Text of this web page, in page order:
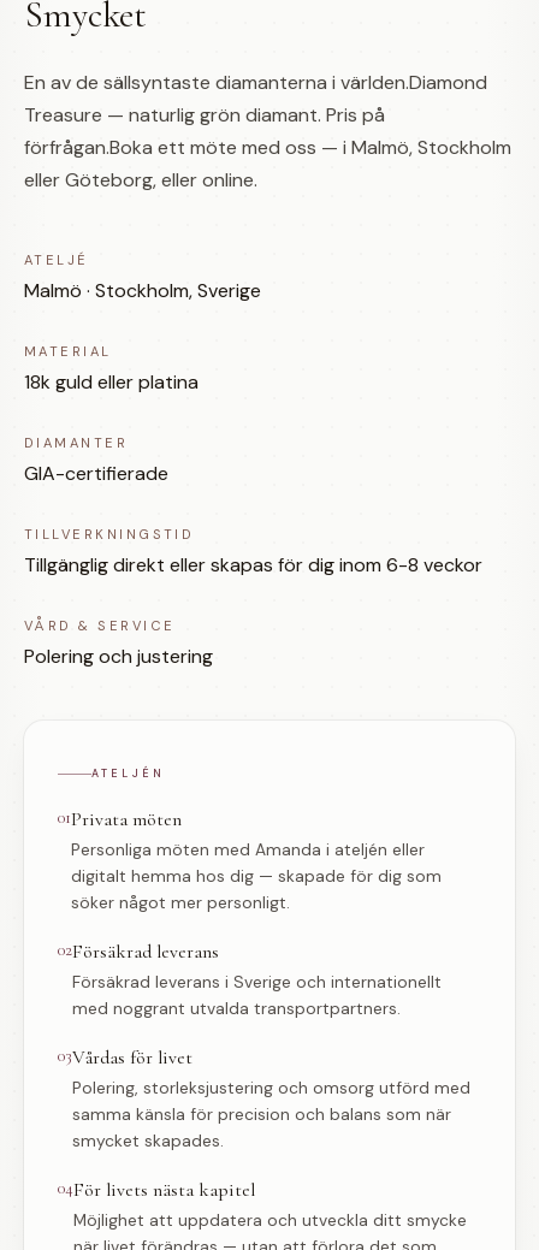
Smycket
En av de sällsyntaste diamanterna i världen.Diamond
Treasure — naturlig grön diamant. Pris på
förfrågan.Boka ett möte med oss — i Malmö, Stockholm
eller Göteborg, eller online.
ATELJÉ
Malmö · Stockholm, Sverige
MATERIAL
18k guld eller platina
DIAMANTER
GIA-certifierade
TILLVERKNINGSTID
Tillgänglig direkt eller skapas för dig inom 6-8 veckor
VÅRD & SERVICE
Polering och justering
ATELJÉN
01Privata möten
Personliga möten med Amanda i ateljén eller
digitalt hemma hos dig — skapade för dig som
söker något mer personligt.
02Försäkrad leverans
Försäkrad leverans i Sverige och internationellt
med noggrant utvalda transportpartners.
03Vårdas för livet
Polering, storleksjustering och omsorg utförd med
samma känsla för precision och balans som när
smycket skapades.
04För livets nästa kapitel
Möjlighet att uppdatera och utveckla ditt smycke